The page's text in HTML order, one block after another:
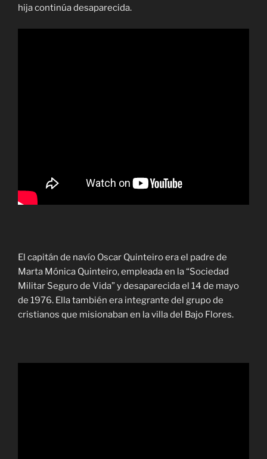
hija continúa desaparecida.
El capitán de navío Oscar Quinteiro era el padre de
Marta Mónica Quinteiro, empleada en la “Sociedad
Militar Seguro de Vida” y desaparecida el 14 de mayo
de 1976. Ella también era integrante del grupo de
cristianos que misionaban en la villa del Bajo Flores.